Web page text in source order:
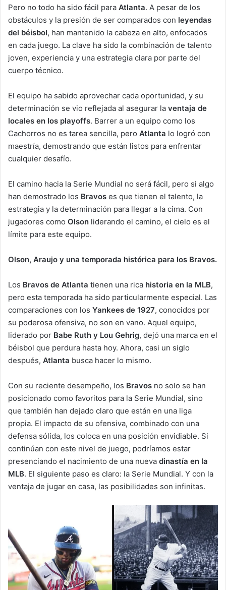
Pero no todo ha sido fácil para Atlanta. A pesar de los
obstáculos y la presión de ser comparados con leyendas
del béisbol, han mantenido la cabeza en alto, enfocados
en cada juego. La clave ha sido la combinación de talento
joven, experiencia y una estrategia clara por parte del
cuerpo técnico.
El equipo ha sabido aprovechar cada oportunidad, y su
determinación se vio reflejada al asegurar la ventaja de
locales en los playoffs. Barrer a un equipo como los
Cachorros no es tarea sencilla, pero Atlanta lo logró con
maestría, demostrando que están listos para enfrentar
cualquier desafío.
El camino hacia la Serie Mundial no será fácil, pero si algo
han demostrado los Bravos es que tienen el talento, la
estrategia y la determinación para llegar a la cima. Con
jugadores como Olson liderando el camino, el cielo es el
límite para este equipo.
Olson, Araujo y una temporada histórica para los Bravos.
Los Bravos de Atlanta tienen una rica historia en la MLB,
pero esta temporada ha sido particularmente especial. Las
comparaciones con los Yankees de 1927, conocidos por
su poderosa ofensiva, no son en vano. Aquel equipo,
liderado por Babe Ruth y Lou Gehrig, dejó una marca en el
béisbol que perdura hasta hoy. Ahora, casi un siglo
después, Atlanta busca hacer lo mismo.
Con su reciente desempeño, los Bravos no solo se han
posicionado como favoritos para la Serie Mundial, sino
que también han dejado claro que están en una liga
propia. El impacto de su ofensiva, combinado con una
defensa sólida, los coloca en una posición envidiable. Si
continúan con este nivel de juego, podríamos estar
presenciando el nacimiento de una nueva dinastía en la
MLB. El siguiente paso es claro: la Serie Mundial. Y con la
ventaja de jugar en casa, las posibilidades son infinitas.